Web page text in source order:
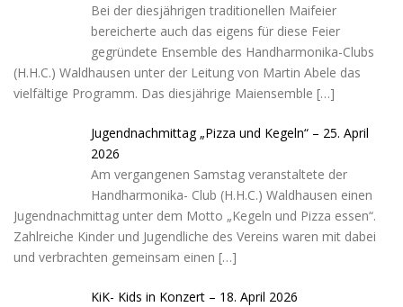
Bei der diesjährigen traditionellen Maifeier
bereicherte auch das eigens für diese Feier
gegründete Ensemble des Handharmonika-Clubs
(H.H.C.) Waldhausen unter der Leitung von Martin Abele das
vielfältige Programm. Das diesjährige Maiensemble […]
Jugendnachmittag „Pizza und Kegeln“ – 25. April
2026
Am vergangenen Samstag veranstaltete der
Handharmonika- Club (H.H.C.) Waldhausen einen
Jugendnachmittag unter dem Motto „Kegeln und Pizza essen“.
Zahlreiche Kinder und Jugendliche des Vereins waren mit dabei
und verbrachten gemeinsam einen […]
KiK- Kids in Konzert – 18. April 2026